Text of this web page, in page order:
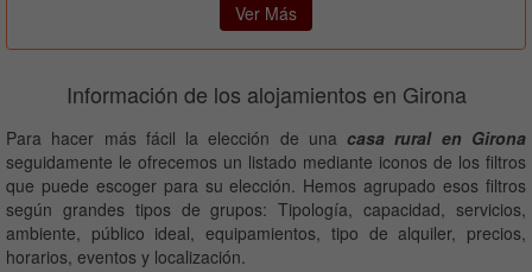
Ver Más
Información de los alojamientos en Girona
Para hacer más fácil la elección de unacasa rural en Girona
seguidamente le ofrecemos un listado mediante iconos de los filtros
que puede escoger para su elección. Hemos agrupado esos filtros
según grandes tipos de grupos: Tipología, capacidad, servicios,
ambiente, público ideal, equipamientos, tipo de alquiler, precios,
horarios, eventos y localización.